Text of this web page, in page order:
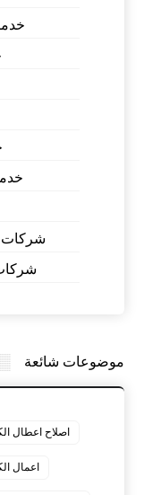
شركات
موضوعات شائعة
اصلاح اعطال
اعمال